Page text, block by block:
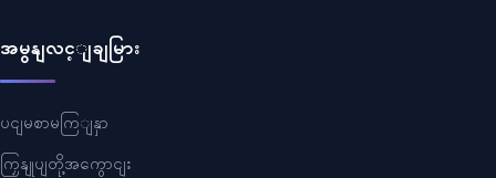
အမွနျလင့ျချမြား
ပငျမစာမကြျနှာ
ကြှနျုပျတို့အကွောငျး